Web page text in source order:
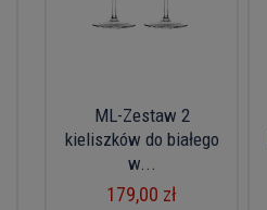
ML-Zestaw 2
kieliszków do białego
w...
179,00 zł